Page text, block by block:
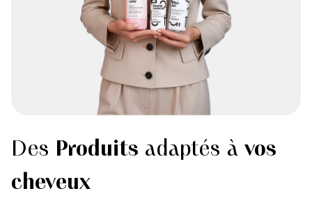
Des Produits adaptés à vos
cheveux